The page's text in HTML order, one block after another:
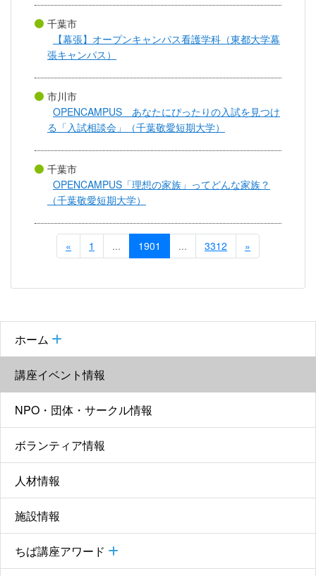
ホーム
講座イベント情報
NPO・団体・サークル情報
ボランティア情報
人材情報
施設情報
ちば講座アワード
千葉市
【幕張】オープンキャンパス看護学科（東都大学幕
張キャンパス）
市川市
OPENCAMPUS あなたにぴったりの入試を見つけ
る「入試相談会」（千葉敬愛短期大学）
千葉市
OPENCAMPUS「理想の家族」ってどんな家族？
（千葉敬愛短期大学）
« 1 ... 1901 ... 3312 »